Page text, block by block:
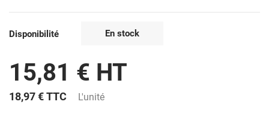
Disponibilité En stock
15,81 € HT
18,97 €TTC L'unité